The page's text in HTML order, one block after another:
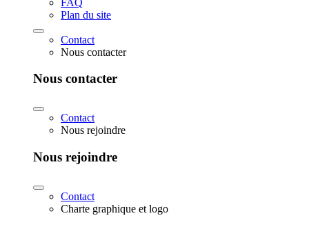
Plan du site
Contact
Nous contacter
Nous contacter
Contact
Nous rejoindre
Nous rejoindre
Contact
Charte graphique et logo